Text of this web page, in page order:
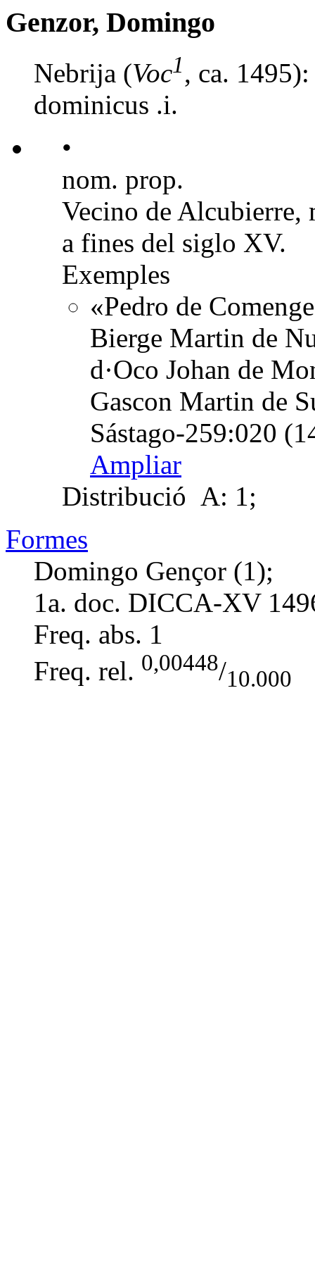
Genzor, Domingo
Nebrija (Voc1, ca.
dominicus .i.
•
nom. prop.
Vecino de Alcubierre,
a fines del siglo XV.
Exemples
«Pedro de
Bierge Martin de
d·Oco Johan de
Gascon Martin de
Sástago-259:020
Ampliar
Distribució A: 1;
Formes
Domingo Gençor (1);
1a. doc. DICCA-XV
Freq. abs. 1
Freq. rel. 0,00448/10.000